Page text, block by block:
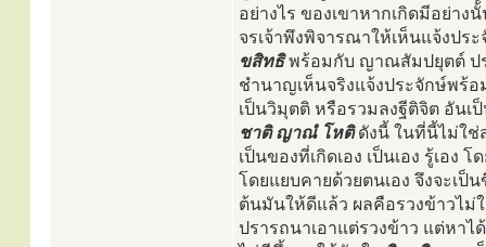
อย่างไร ของเขาหากเกิดมีอย่าง
จรเจ้าพึงพิจารณาให้เห็นแจ้งป
ขสิทธิพร้อมกับ ญาณสัมปยุตต์ ป
ชำนาญเห็นจริงแจ้งประจักษ์พ
เป็นวิมุตติ หรือรวมลงฐีติจิต อัน
ชาติ ญาณํ โหติดังนี้ ในที่นี้ไม่ใช่
เป็นของที่เกิดเอง เป็นเอง รู้เอ
โดยแยบคายด้วยตนเอง จึงจะเป็
ต้นมันให้ดีแล้ว ผลคือรวงข้าวไม่
ปรารถนาเอาแต่รวงข้าว แต่หาไ